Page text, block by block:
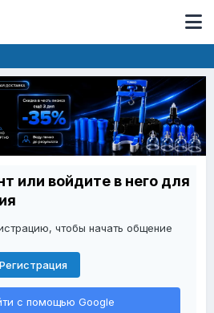
или войдите в него для
чтобы начать общение
Регистрация
с помощью Google